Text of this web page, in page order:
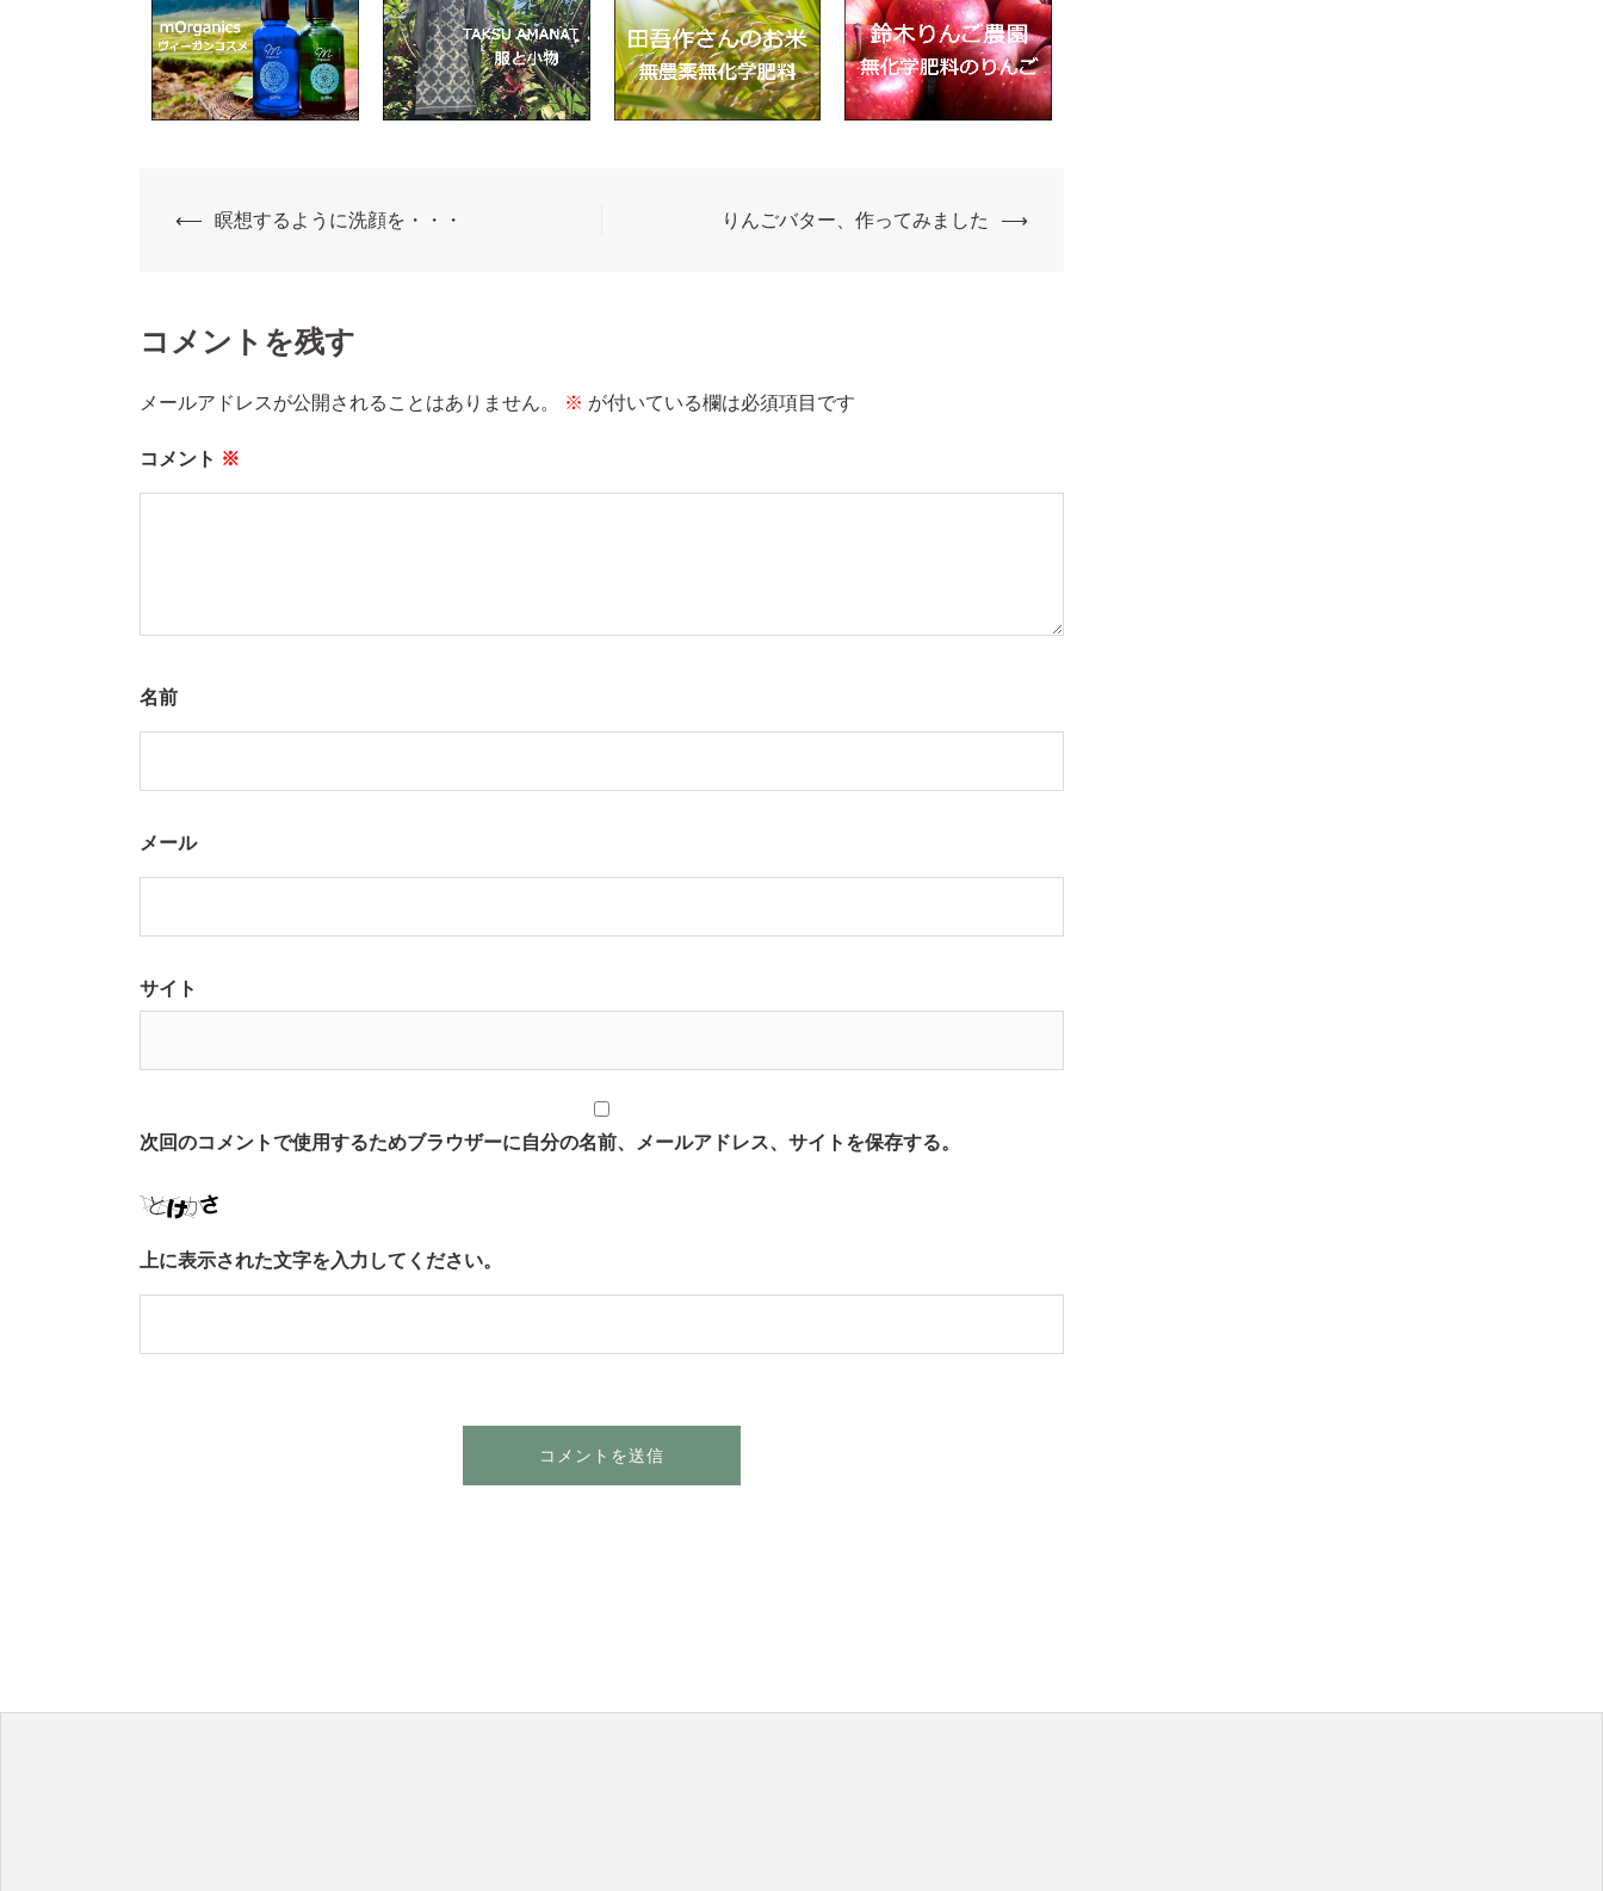
⟵ 瞑想するように洗顔を・・・ りんごバター、作ってみました ⟶
コメントを残す
メールアドレスが公開されることはありません。 ※ が付いている欄は必須項目です
コメント ※
名前
メール
サイト
次回のコメントで使用するためブラウザーに自分の名前、メールアドレス、サイトを保存する。
上に表示された文字を入力してください。